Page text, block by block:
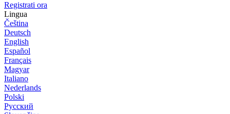
Registrati ora
Lingua
Čeština
Deutsch
English
Español
Français
Magyar
Italiano
Nederlands
Polski
Русский